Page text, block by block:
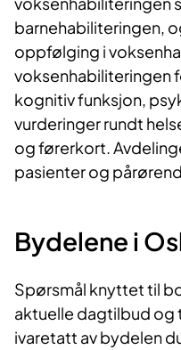
barnehabiliteringen,
oppfølging i
voksenhabiliteringen
kognitiv funksjon,
vurderinger rundt
ogførerkort.
pasienter og
Bydelene i
Spørsmål knyttet til
aktuelle dagtilbud
ivaretatt av bydelen